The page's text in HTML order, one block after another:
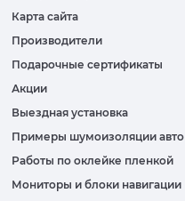
Карта сайта
Производители
Подарочные сертификаты
Акции
Выездная установка
Примеры шумоизоляции авто
Работы по оклейке пленкой
Мониторы и блоки навигации